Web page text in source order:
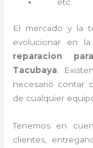
El mercado y la
evolucionar en
reparacion
Tacubaya .
necesario contar
de cualquier
Tenemos en
clientes,